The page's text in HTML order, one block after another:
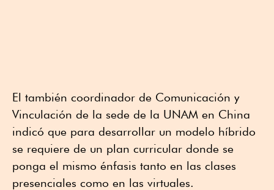
El también coordinador de Comunicación y
Vinculación de la sede de la UNAM en China
indicó que para desarrollar un modelo híbrido
se requiere de un plan curricular donde se
ponga el mismo énfasis tanto en las clases
presenciales como en las virtuales.